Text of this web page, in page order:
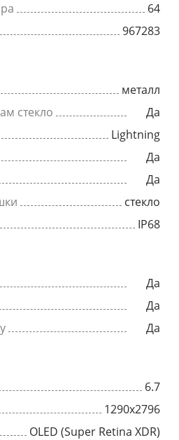
64
967283
металл
стекло
Да
Lightning
Да
Да
стекло
IP68
Да
Да
Да
6.7
1290x2796
OLED (Super Retina XDR)